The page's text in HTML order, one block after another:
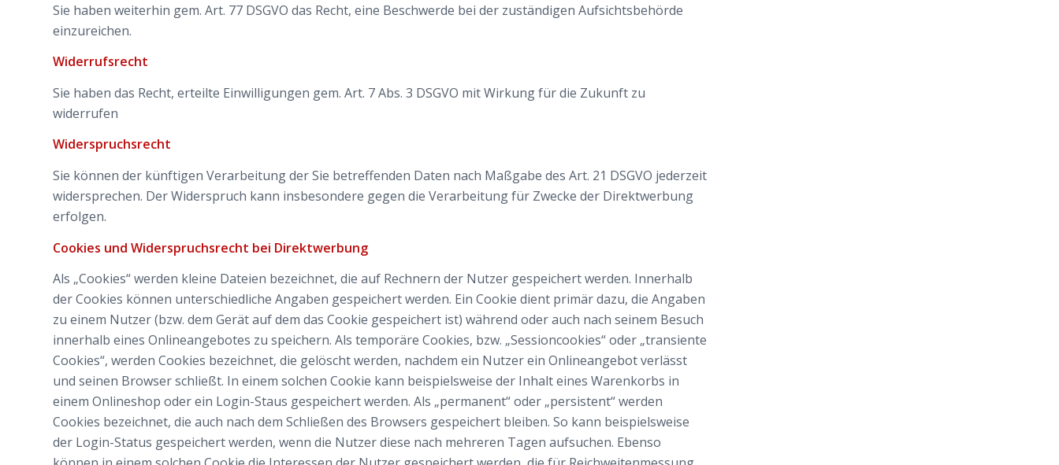
Sie haben weiterhin gem. Art. 77 DSGVO das Recht, eine Beschwerde bei der zuständigen Aufsichtsbehörde
einzureichen.
Widerrufsrecht
Sie haben das Recht, erteilte Einwilligungen gem. Art. 7 Abs. 3 DSGVO mit Wirkung für die Zukunft zu
widerrufen
Widerspruchsrecht
Sie können der künftigen Verarbeitung der Sie betreffenden Daten nach Maßgabe des Art. 21 DSGVO jederzeit
widersprechen. Der Widerspruch kann insbesondere gegen die Verarbeitung für Zwecke der Direktwerbung
erfolgen.
Cookies und Widerspruchsrecht bei Direktwerbung
Als „Cookies“ werden kleine Dateien bezeichnet, die auf Rechnern der Nutzer gespeichert werden. Innerhalb
der Cookies können unterschiedliche Angaben gespeichert werden. Ein Cookie dient primär dazu, die Angaben
zu einem Nutzer (bzw. dem Gerät auf dem das Cookie gespeichert ist) während oder auch nach seinem Besuch
innerhalb eines Onlineangebotes zu speichern. Als temporäre Cookies, bzw. „Sessioncookies“ oder „transiente
Cookies“, werden Cookies bezeichnet, die gelöscht werden, nachdem ein Nutzer ein Onlineangebot verlässt
und seinen Browser schließt. In einem solchen Cookie kann beispielsweise der Inhalt eines Warenkorbs in
einem Onlineshop oder ein Login-Staus gespeichert werden. Als „permanent“ oder „persistent“ werden
Cookies bezeichnet, die auch nach dem Schließen des Browsers gespeichert bleiben. So kann beispielsweise
der Login-Status gespeichert werden, wenn die Nutzer diese nach mehreren Tagen aufsuchen. Ebenso